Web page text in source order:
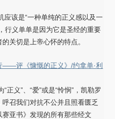
应该是“一种单纯的正义感以及一
行义单单是因为它是圣经的重要
关切是上帝心怀的特点。
——评《慷慨的正义》/约拿单·利
正义”、“爱”或是“怜悯”，凯勒罗
召我们对抗不公并且照看匮乏
亚书》发现的所有那些经文